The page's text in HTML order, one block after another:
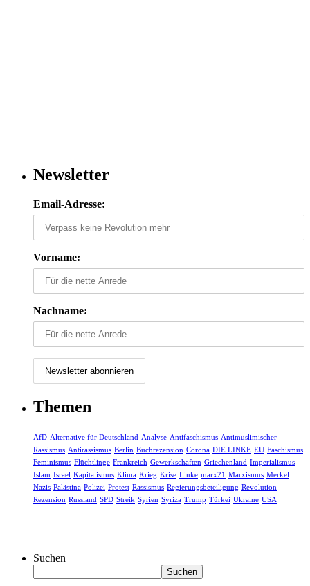
Newsletter
Email-Adresse:
Vorname:
Nachname:
Themen
AfD Alternative für Deutschland Analyse Antifaschismus Antimuslimischer
Rassismus Antirassismus Berlin Buchrezension Corona DIE LINKE EU Faschismus
Feminismus Flüchtlinge Frankreich Gewerkschaften Griechenland Imperialismus
Islam Israel Kapitalismus Klima Krieg Krise Linke marx21 Marxismus Merkel
Nazis Palästina Polizei Protest Rassismus Regierungsbeteiligung Revolution
Rezension Russland SPD Streik Syrien Syriza Trump Türkei Ukraine USA
Suchen
Suchen